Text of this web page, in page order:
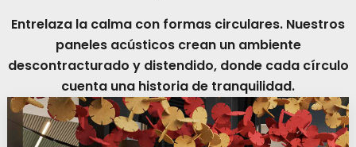
Entrelaza la calma con formas circulares. Nuestros
paneles acústicos crean un ambiente
descontracturado y distendido, donde cada círculo
cuenta una historia de tranquilidad.